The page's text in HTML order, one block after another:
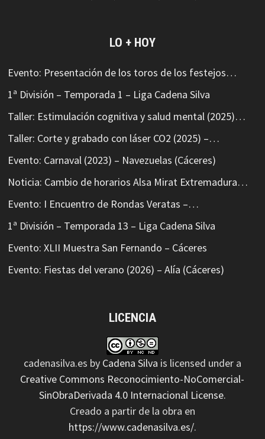
LO + HOY
Evento: Presentación de los toros de los festejos…
1ª División – Temporada 1 – Liga Cadena Silva
Taller: Estimulación cognitiva y salud mental (2025)…
Taller: Corte y grabado con láser CO2 (2025) –…
Evento: Carnaval (2023) – Navezuelas (Cáceres)
Noticia: Cambio de horarios Alsa Mirat Extremadura…
Evento: I Encuentro de Rondas Veratas –…
1ª División – Temporada 13 – Liga Cadena Silva
Evento: XLII Muestra San Fernando – Cáceres
Evento: Fiestas del verano (2026) – Alía (Cáceres)
LICENCIA
cadenasilva.es by Cadena Silva is licensed under a
Creative Commons Reconocimiento-NoComercial-
SinObraDerivada 4.0 Internacional License.
Creado a partir de la obra en
https://www.cadenasilva.es/.